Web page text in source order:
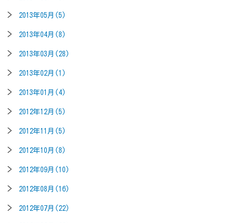
2013年05月(5)
2013年04月(8)
2013年03月(28)
2013年02月(1)
2013年01月(4)
2012年12月(5)
2012年11月(5)
2012年10月(8)
2012年09月(10)
2012年08月(16)
2012年07月(22)